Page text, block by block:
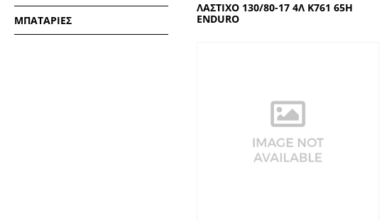
ΜΠΑΤΑΡΙΕΣ
ΛΑΣΤΙΧΟ 130/80-17 4Λ Κ761 65H
ENDURO